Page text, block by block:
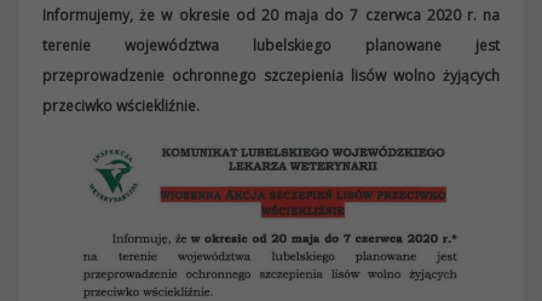
Informujemy, że w okresie od 20 maja do 7 czerwca 2020 r. na
terenie województwa lubelskiego planowane jest
przeprowadzenie ochronnego szczepienia lisów wolno żyjących
przeciwko wściekliźnie.